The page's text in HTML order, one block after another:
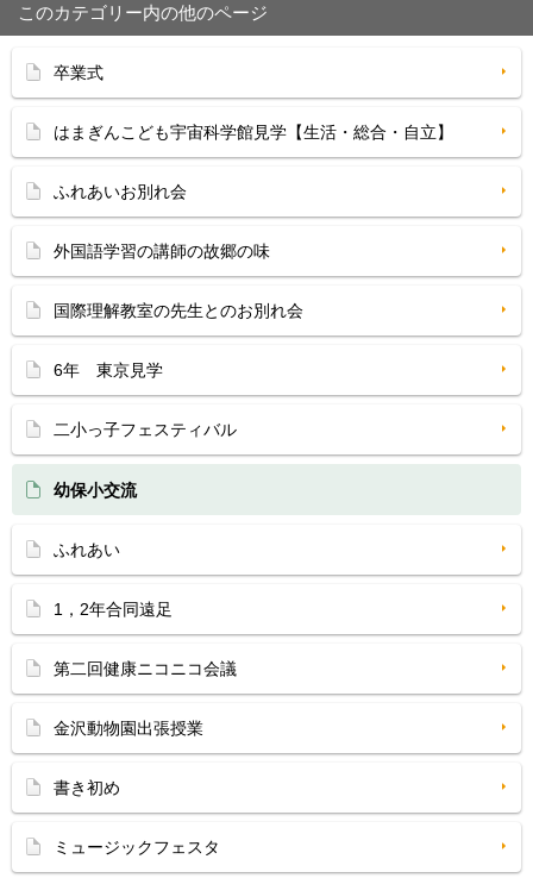
このカテゴリー内の他のページ
卒業式
はまぎんこども宇宙科学館見学【生活・総合・自立】
ふれあいお別れ会
外国語学習の講師の故郷の味
国際理解教室の先生とのお別れ会
6年 東京見学
二小っ子フェスティバル
幼保小交流
ふれあい
1，2年合同遠足
第二回健康ニコニコ会議
金沢動物園出張授業
書き初め
ミュージックフェスタ